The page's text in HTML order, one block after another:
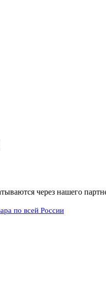
через нашего
по всей России